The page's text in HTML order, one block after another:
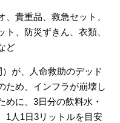
貴重品、救急セット、
、防災ずきん、衣類、
ど
が、人命救助のデッド
ため、インフラが崩壊し
めに、3日分の飲料水・
1人1日3リットルを目安